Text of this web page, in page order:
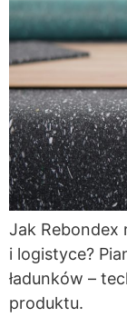
Jak Rebondex
i logistyce?
ładunków –
produktu.